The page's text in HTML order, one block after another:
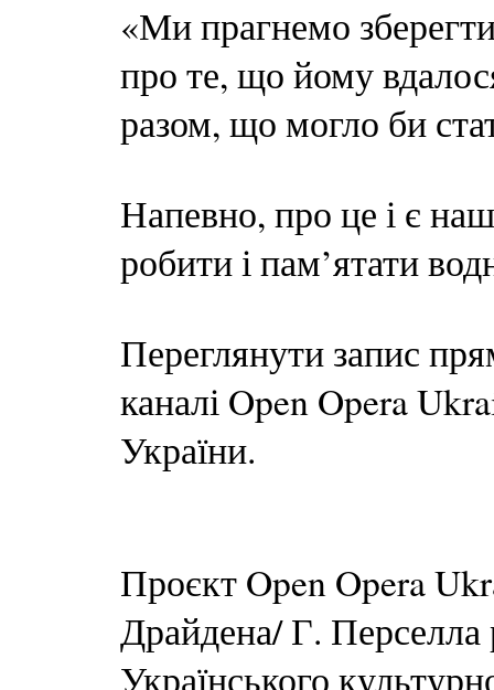
«Ми прагнемо
про те, що йому
разом, що могло би
Напевно, про це і є
робити і пам’ятати
Переглянути запис
каналі Open Opera
України.
Проєкт Open Opera
Драйдена/ Г. Перселла
Українського